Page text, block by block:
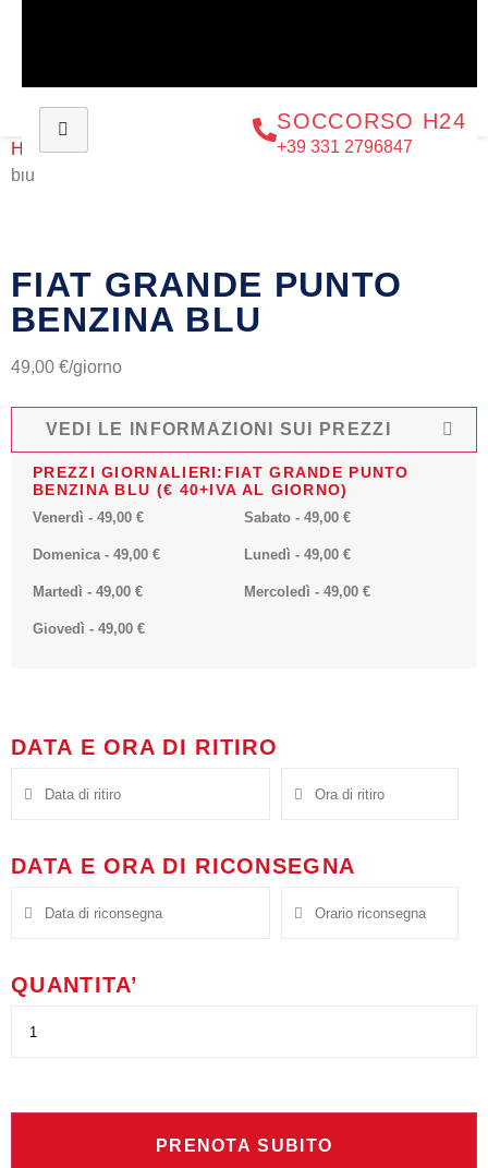
SOCCORSO H24
+39 331 2796847
Home/Noleggio
/ Fiat Grande Punto benzina
blu
FIAT GRANDE PUNTO
BENZINA BLU
49,00 €/giorno
VEDI LE INFORMAZIONI SUI PREZZI
PREZZI GIORNALIERI:FIAT GRANDE PUNTO
BENZINA BLU (€ 40+IVA AL GIORNO)
Venerdì - 49,00 € Sabato - 49,00 €
Domenica - 49,00 € Lunedì - 49,00 €
Martedì - 49,00 € Mercoledì - 49,00 €
Giovedì - 49,00 €
DATA E ORA DI RITIRO
DATA E ORA DI RICONSEGNA
QUANTITA’
PRENOTA SUBITO